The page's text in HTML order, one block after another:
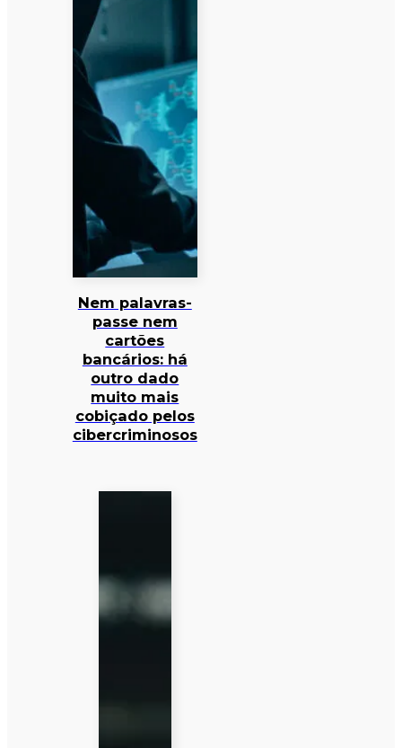
Nem palavras-
passe nem
cartões
bancários: há
outro dado
muito mais
cobiçado pelos
cibercriminosos